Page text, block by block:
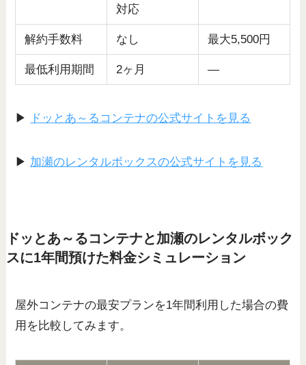
対応
解約手数料 なし 最大5,500円
最低利用期間 2ヶ月 —
▶ ドッとあ～るコンテナの公式サイトを見る
▶ 加瀬のレンタルボックスの公式サイトを見る
ドッとあ～るコンテナと加瀬のレンタルボック
スに1年間預けた料金シミュレーション
屋外コンテナの最安プランを1年間利用した場合の費
用を比較してみます。